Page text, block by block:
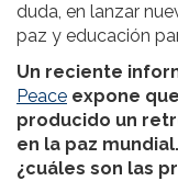
duda, en lanzar
paz y educación
Un reciente
Peace expone
producido un
en la paz
¿cuáles son las